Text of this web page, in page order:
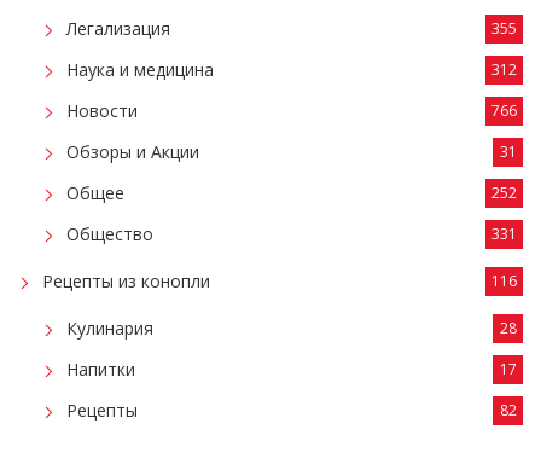
Легализация 355
Наука и медицина 312
Новости 766
Обзоры и Акции 31
Общее 252
Общество 331
Рецепты из конопли 116
Кулинария 28
Напитки 17
Рецепты 82